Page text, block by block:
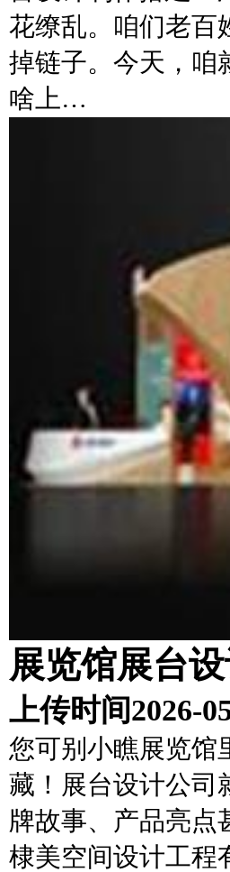
花缭乱。咱们老
掉链子。今天，咱
啥上…
展览馆展台
上传时间2026-
您可别小瞧展览
藏！展台设计公司
牌故事、产品亮点
棣美空间设计工程